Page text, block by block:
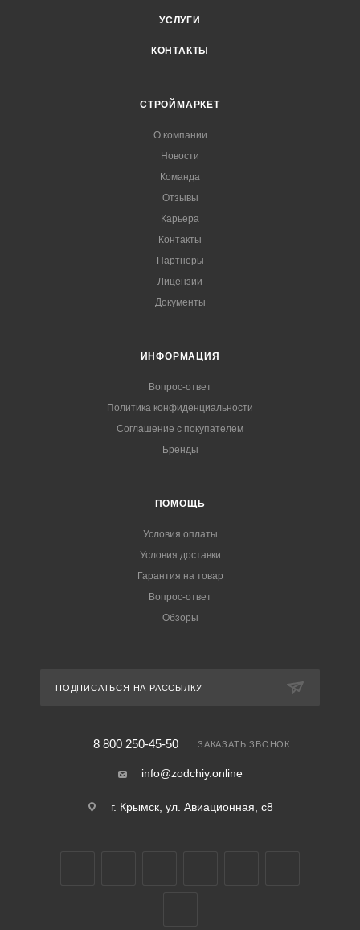
УСЛУГИ
КОНТАКТЫ
СТРОЙМАРКЕТ
О компании
Новости
Команда
Отзывы
Карьера
Контакты
Партнеры
Лицензии
Документы
ИНФОРМАЦИЯ
Вопрос-ответ
Политика конфиденциальности
Соглашение с покупателем
Бренды
ПОМОЩЬ
Условия оплаты
Условия доставки
Гарантия на товар
Вопрос-ответ
Обзоры
ПОДПИСАТЬСЯ НА РАССЫЛКУ
8 800 250-45-50 ЗАКАЗАТЬ ЗВОНОК
info@zodchiy.online
г. Крымск, ул. Авиационная, с8